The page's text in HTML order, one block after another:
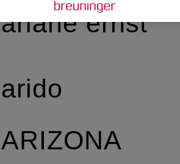
ariane ernst
arido
ARIZONA